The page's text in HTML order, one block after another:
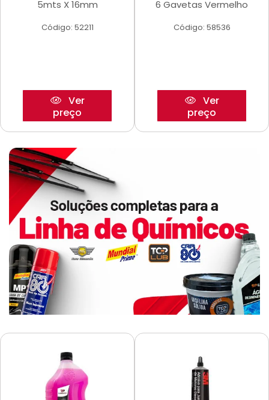
5mts X 16mm
Código: 52211
Ver
preço
6 Gavetas Vermelho
Código: 58536
Ver
preço